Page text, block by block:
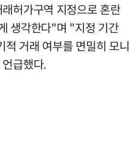
허가구역 지정으로 혼란
생각한다"며 "지정 기간
거래 여부를 면밀히 모니
급했다.